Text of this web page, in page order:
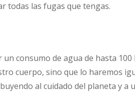
todas las fugas que tengas.
consumo de agua de hasta
cuerpo, sino que lo haremos
al cuidado del planeta y a